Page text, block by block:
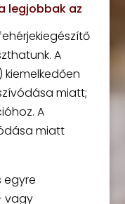
legjobbak az
A
miatt;
A
miatt
egyre
vagy